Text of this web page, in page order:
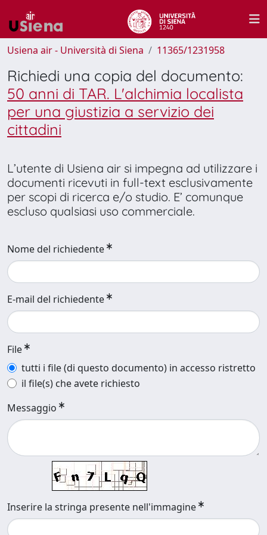
Usiena air - Università di Siena 11365/1231958
Richiedi una copia del documento:
50 anni di TAR. L'alchimia localista
per una giustizia a servizio dei
cittadini
L’utente di Usiena air si impegna ad utilizzare i
documenti ricevuti in full-text esclusivamente
per scopi di ricerca e/o studio. E’ comunque
escluso qualsiasi uso commerciale.
Nome del richiedente
E-mail del richiedente
File
tutti i file (di questo documento) in accesso ristretto
il file(s) che avete richiesto
Messaggio
Inserire la stringa presente nell'immagine